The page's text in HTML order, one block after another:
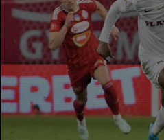
Cupa României
Echipa Națională
U21
Fotbal feminin
Special
Diverse